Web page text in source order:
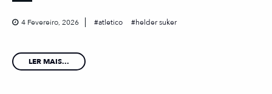
4 Fevereiro, 2026 atletico helder suker
LER MAIS...